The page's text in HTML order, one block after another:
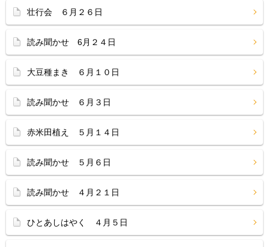
壮行会 ６月２６日
読み聞かせ 6月２４日
大豆種まき ６月１０日
読み聞かせ ６月３日
赤米田植え ５月１４日
読み聞かせ ５月６日
読み聞かせ ４月２１日
ひとあしはやく ４月５日